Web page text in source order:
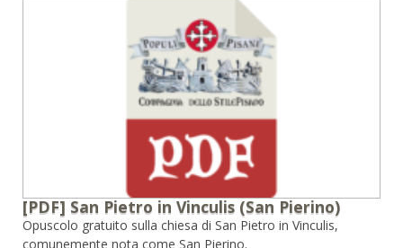
[PDF] San Pietro in Vinculis (San Pierino)
Opuscolo gratuito sulla chiesa di San Pietro in Vinculis,
comunemente nota come San Pierino.